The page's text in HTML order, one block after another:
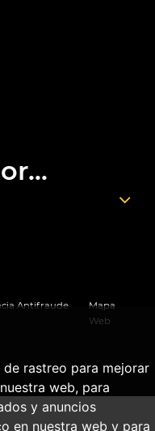
rastreo para mejorar
web, para
y anuncios
en nuestra web y para
Antifraude
Mapa
Web